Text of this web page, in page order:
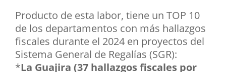
Producto de esta labor, tiene un TOP 10
de los departamentos con más hallazgos
fiscales durante el 2024 en proyectos del
Sistema General de Regalías (SGR):
*La Guajira (37 hallazgos fiscales por